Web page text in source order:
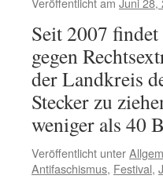
Seit 2007
gegen
der Landkreis
Stecker zu
weniger als 40
Veröffentlicht unter
Antifaschismus, Festival,